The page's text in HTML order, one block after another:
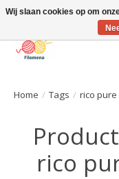
Home / Tags / rico
rico
Wij slaan cookies op om